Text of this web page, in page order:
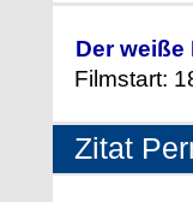
Der weiße
Filmstart:
Zitat